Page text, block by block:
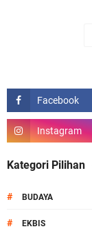
Kategori Pilihan
# BUDAYA
# EKBIS